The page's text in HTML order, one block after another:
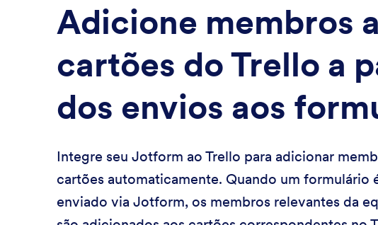
Adicione membros
cartões do Trello a
dos envios aos
Integre seu Jotform ao Trello para adicionar
cartões automaticamente. Quando um formulário
enviado via Jotform, os membros relevantes da